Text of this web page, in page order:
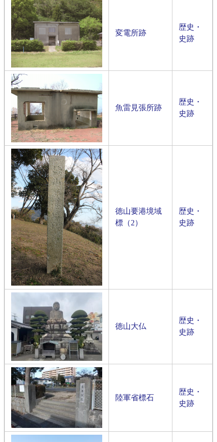
変電所跡
歴史・
史跡
魚雷見張所跡
歴史・
史跡
徳山要港境域
標（2）
歴史・
史跡
徳山大仏
歴史・
史跡
陸軍省標石
歴史・
史跡